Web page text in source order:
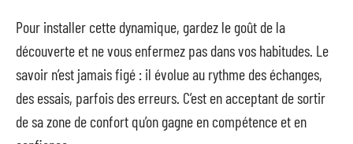
Pour installer cette dynamique, gardez le goût de la
découverte et ne vous enfermez pas dans vos habitudes. Le
savoir n’est jamais figé : il évolue au rythme des échanges,
des essais, parfois des erreurs. C’est en acceptant de sortir
de sa zone de confort qu’on gagne en compétence et en